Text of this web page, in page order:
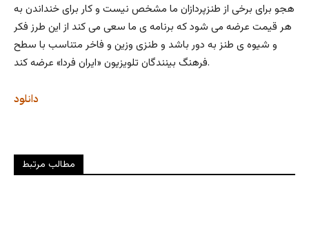
هجو برای برخی از طنزپردازان ما مشخص نیست و کار برای خنداندن به
هر قیمت عرضه می شود که برنامه ی ما سعی می کند از این طرز فکر
و شیوه ی طنز به دور باشد و طنزی وزین و فاخر متناسب با سطح
فرهنگ بینندگان تلویزیون «ایران فردا» عرضه کند.
دانلود
مطالب مرتبط